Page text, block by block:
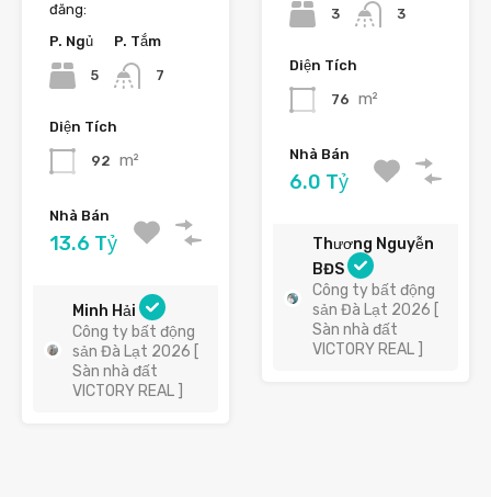
đăng:
P. Ngủ
5
P. Tắm
7
Diện Tích
92 m²
Nhà Bán
13.6 Tỷ
Minh Hải
Công ty bất động
sản Đà Lạt 2026 [
Sàn nhà đất
VICTORY REAL ]
3 3
Diện Tích
76 m²
Nhà Bán
6.0 Tỷ
Thương Nguyễn
BĐS
Công ty bất động
sản Đà Lạt 2026 [
Sàn nhà đất
VICTORY REAL ]